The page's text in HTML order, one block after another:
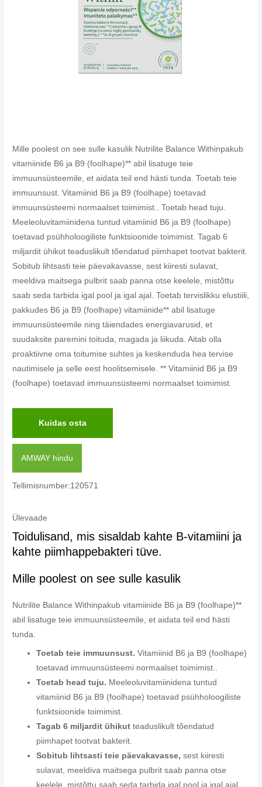
Mille poolest on see sulle kasulik Nutrilite Balance Withinpakub
vitamiinide B6 ja B9 (foolhape)** abil lisatuge teie
immuunsüsteemile, et aidata teil end hästi tunda. Toetab teie
immuunsust. Vitamiinid B6 ja B9 (foolhape) toetavad
immuunsüsteemi normaalset toimimist.. Toetab head tuju.
Meeleoluvitamiinidena tuntud vitamiinid B6 ja B9 (foolhape)
toetavad psühholoogiliste funktsioonide toimimist. Tagab 6
miljardit ühikut teaduslikult tõendatud piimhapet tootvat bakterit.
Sobitub lihtsasti teie päevakavasse, sest kiiresti sulavat,
meeldiva maitsega pulbrit saab panna otse keelele, mistõttu
saab seda tarbida igal pool ja igal ajal. Toetab tervislikku elustiili,
pakkudes B6 ja B9 (foolhape) vitamiinide** abil lisatuge
immuunsüsteemile ning täiendades energiavarusid, et
suudaksite paremini toituda, magada ja liikuda. Aitab olla
proaktiivne oma toitumise suhtes ja keskenduda hea tervise
nautimisele ja selle eest hoolitsemisele. ** Vitamiinid B6 ja B9
(foolhape) toetavad immuunsüsteemi normaalset toimimist.
Kuidas osta
AMWAY hindu
Tellimisnumber:120571
Ülevaade
Toidulisand, mis sisaldab kahte B-vitamiini ja
kahte piimhappebakteri tüve.
Mille poolest on see sulle kasulik
Nutrilite Balance Withinpakub vitamiinide B6 ja B9 (foolhape)**
abil lisatuge teie immuunsüsteemile, et aidata teil end hästi
tunda.
Toetab teie immuunsust.Vitamiinid B6 ja B9 (foolhape)
toetavad immuunsüsteemi normaalset toimimist..
Toetab head tuju. Meeleoluvitamiinidena tuntud
vitamiinid B6 ja B9 (foolhape) toetavad psühholoogiliste
funktsioonide toimimist.
Tagab 6 miljardit ühikutteaduslikult tõendatud
piimhapet tootvat bakterit.
Sobitub lihtsasti teie päevakavasse,sest kiiresti
sulavat, meeldiva maitsega pulbrit saab panna otse
keelele, mistõttu saab seda tarbida igal pool ja igal ajal.